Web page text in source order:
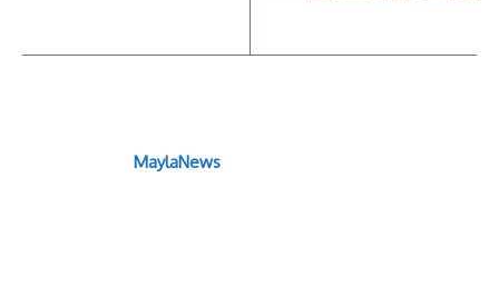
MaylaNews